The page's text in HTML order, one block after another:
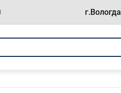
г.Вологда